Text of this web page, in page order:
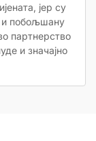
јер су
и побољшану
партнерство
и значајно